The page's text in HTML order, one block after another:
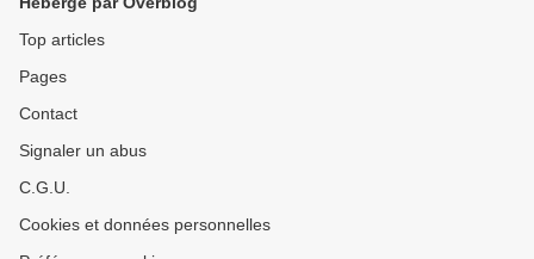
Top articles
Pages
Contact
Signaler un abus
C.G.U.
Cookies et données personnelles